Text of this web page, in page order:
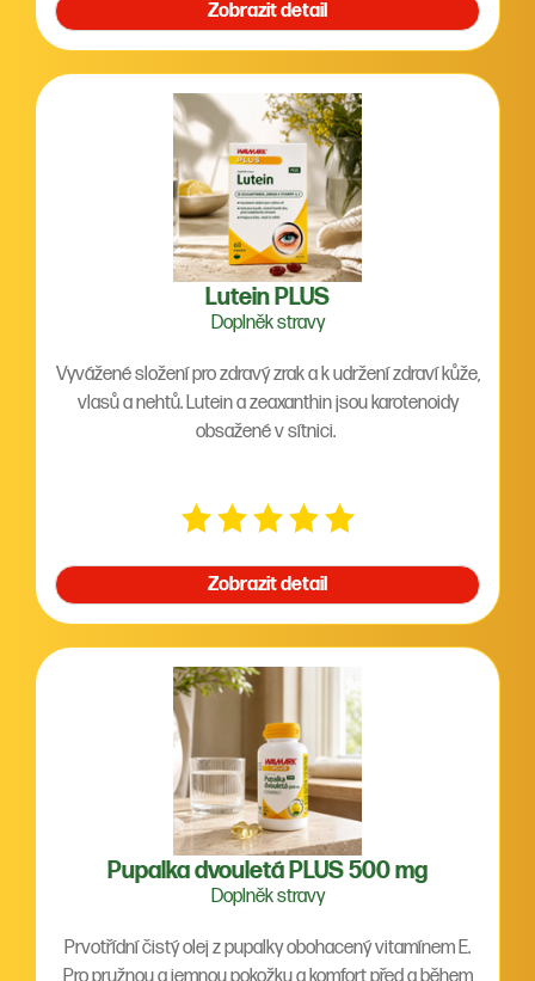
Zobrazit detail
Lutein PLUS
Doplněk stravy
Vyvážené složení pro zdravý zrak a k udržení zdraví kůže,
vlasů a nehtů. Lutein a zeaxanthin jsou karotenoidy
obsažené v sítnici.
Zobrazit detail
Pupalka dvouletá PLUS 500 mg
Doplněk stravy
Prvotřídní čistý olej z pupalky obohacený vitamínem E.